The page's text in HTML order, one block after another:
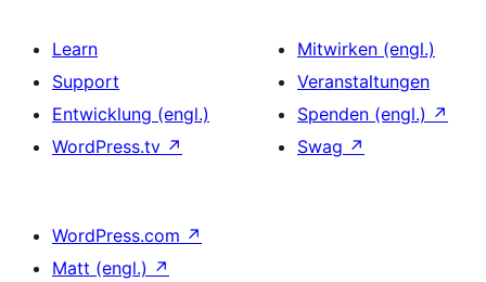
Learn
Support
Entwicklung (engl.)
WordPress.tv ↗
Mitwirken (engl.)
Veranstaltungen
Spenden (engl.) ↗
Swag ↗
WordPress.com ↗
Matt (engl.) ↗